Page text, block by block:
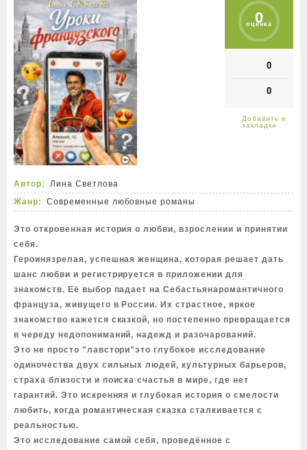
0
оценка
0
0
Автор:
Лина Светлова
Жанр:
Современные любовные романы
Это откровенная история о любви, взрослении и принятии
себя.
Героинязрелая, успешная женщина, которая решает дать
шанс любви и регистрируется в приложении для
знакомств. Её выбор падает на Себастьянаромантичного
француза, живущего в России. Их страстное, яркое
знакомство кажется сказкой, но постепенно превращается
в череду недопониманий, надежд и разочарований.
Это не просто "лавстори"это глубокое исследование
одиночества двух сильных людей, культурных барьеров,
страха близости и поиска счастья в мире, где нет
гарантий. Это искренняя и глубокая история о смелости
любить, когда романтическая сказка сталкивается с
реальностью.
Это исследование самой себя, проведённое с